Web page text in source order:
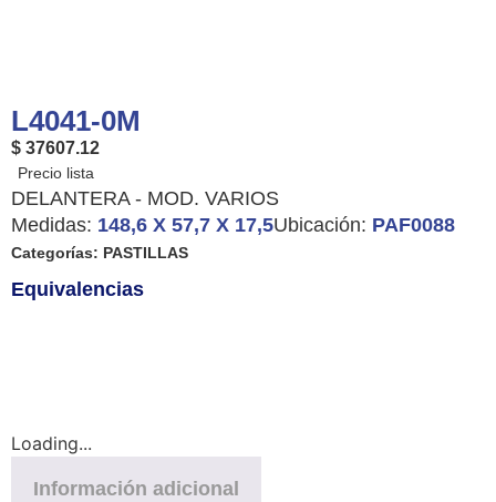
L4041-0M
$ 37607.12
DELANTERA - MOD. VARIOS
Medidas: 148,6 X 57,7 X 17,5Ubicación: PAF0088
Categorías: PASTILLAS
Equivalencias
Loading...
Información adicional